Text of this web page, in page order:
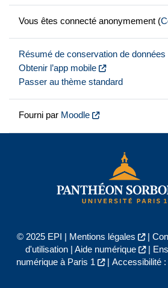
Vous êtes connecté anonymement (
Résumé de conservation de données
Obtenir l’app mobile
Passer au thème standard
Fourni par Moodle
© 2025 EPI | Mentions légales |
d'utilisation| Aide numérique |
numérique à Paris 1
| Accessibilité